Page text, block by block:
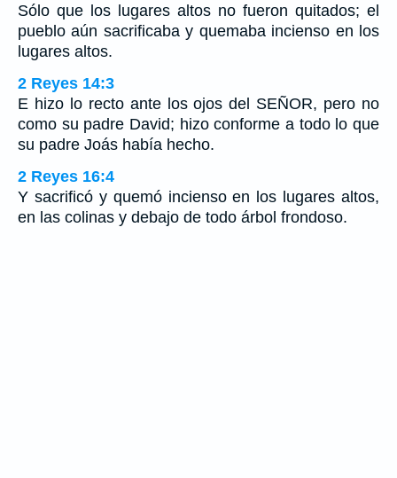
Sólo que los lugares altos no fueron quitados; el
pueblo aún sacrificaba y quemaba incienso en los
lugares altos.
2 Reyes 14:3
E hizo lo recto ante los ojos del SEÑOR, pero no
como su padre David; hizo conforme a todo lo que
su padre Joás había hecho.
2 Reyes 16:4
Y sacrificó y quemó incienso en los lugares altos,
en las colinas y debajo de todo árbol frondoso.